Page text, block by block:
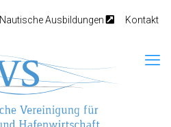
Nautische Ausbildungen Kontakt